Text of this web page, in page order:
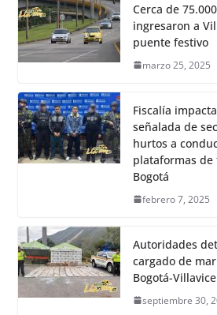
Cerca de
ingresaron a
puente festivo
marzo 25, 2025
Fiscalía
señalada de
hurtos a
plataformas
Bogotá
febrero 7, 2025
Autoridades
cargado de
Bogotá-
septiembre 30,